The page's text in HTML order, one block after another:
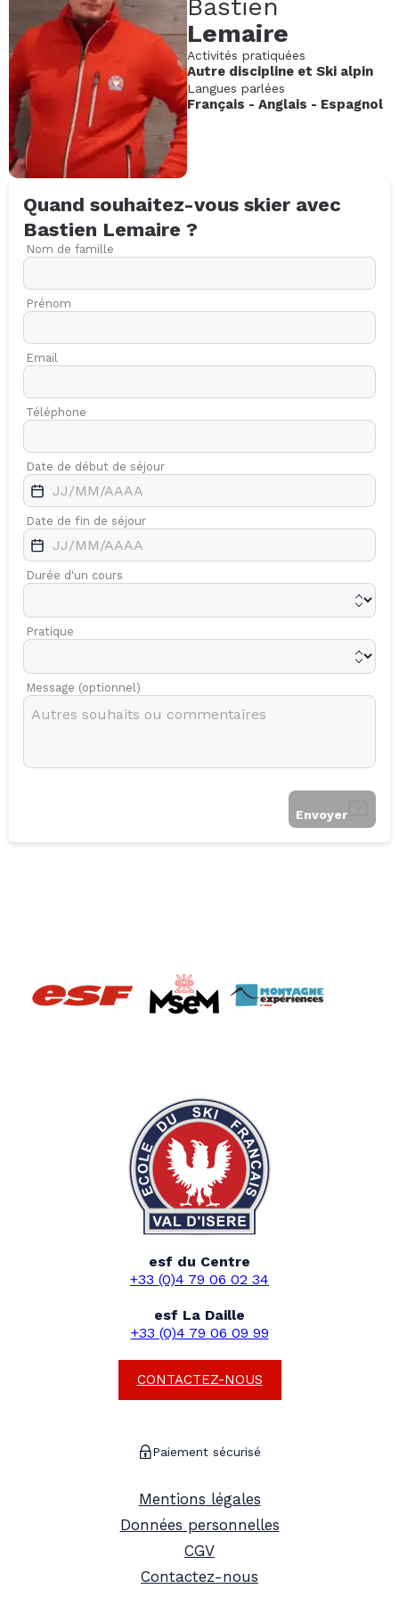
Bastien
Lemaire
Activités pratiquées
Autre discipline et Ski alpin
Langues parlées
Français - Anglais - Espagnol
Quand souhaitez-vous skier avec
Bastien Lemaire ?
Nom de famille
Prénom
Email
Téléphone
Date de début de séjour
Date de fin de séjour
Durée d'un cours
Pratique
Message (optionnel)
Envoyer
esf du Centre
+33 (0)4 79 06 02 34
esf La Daille
+33 (0)4 79 06 09 99
CONTACTEZ-NOUS
Paiement sécurisé
Mentions légales
Données personnelles
CGV
Contactez-nous